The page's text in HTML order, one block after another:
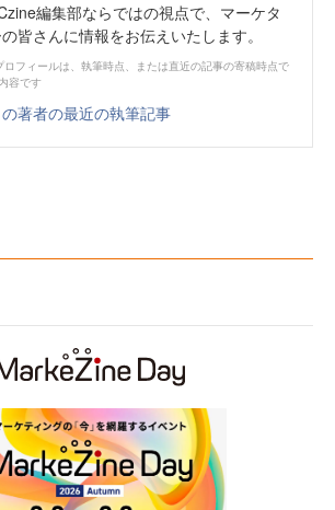
編集部ならではの視点で、マーケタ
皆さんに情報をお伝えいたします。
ロフィールは、執筆時点、または直近の記事の寄稿時点で
容です
著者の最近の執筆記事